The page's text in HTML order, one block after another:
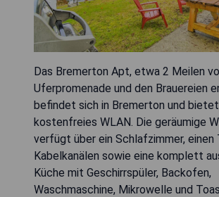
Das Bremerton Apt, etwa 2 Meilen
Uferpromenade und den Brauereien
befindet sich in Bremerton und bietet
kostenfreies WLAN. Die geräumige
verfügt über ein Schlafzimmer, einen
Kabelkanälen sowie eine komplett
Küche mit Geschirrspüler, Backofen,
Waschmaschine, Mikrowelle und